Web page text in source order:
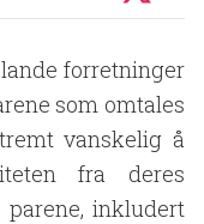
forretninger
som omtales
vanskelig å
fra deres
parene, inkludert